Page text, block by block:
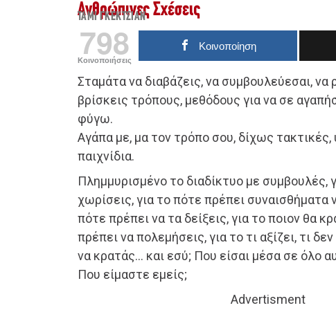
Ανθρώπινες Σχέσεις
ΤΆΜΙ ΓΚΕΚΤΣΙΆΝ
798
Κοινοποιήσεις
Κοινοποίηση
Σταμάτα να διαβάζεις, να συμβουλεύεσαι, να
βρίσκεις τρόπους, μεθόδους για να σε
φύγω.
Αγάπα με, μα τον τρόπο σου, δίχως
παιχνίδια.
Πλημμυρισμένο το διαδίκτυο με συμβουλές,
χωρίσεις, για το πότε πρέπει συναισθήματα
πότε πρέπει να τα δείξεις, για το ποιον θα
πρέπει να πολεμήσεις, για το τι αξίζει, τι δεν
να κρατάς… και εσύ; Που είσαι μέσα σε όλο
Που είμαστε εμείς;
Advertisment